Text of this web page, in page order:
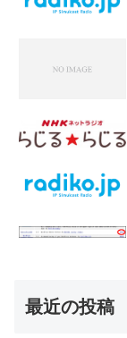
最近の投稿